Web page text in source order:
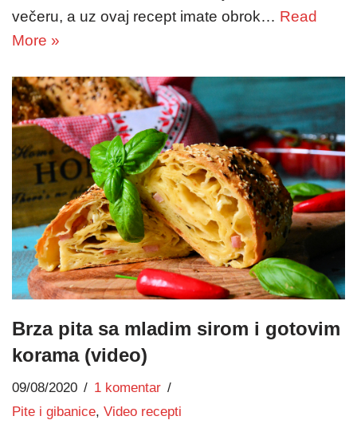
večeru, a uz ovaj recept imate obrok… Read
More »
Brza pita sa mladim sirom i gotovim
korama (video)
09/08/2020
1 komentar
Pite i gibanice, Video recepti